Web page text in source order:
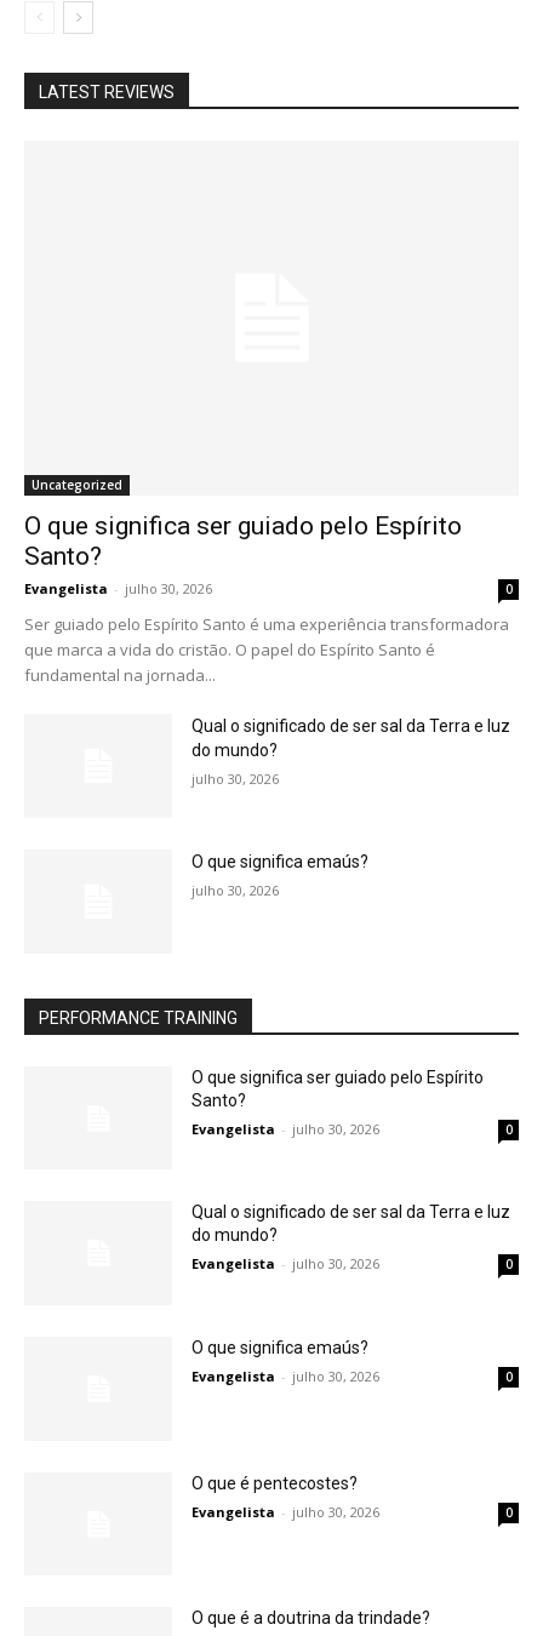
LATEST REVIEWS
Uncategorized
O que significa ser guiado pelo Espírito
Santo?
Evangelista - julho 30, 2026 0
Ser guiado pelo Espírito Santo é uma experiência transformadora
que marca a vida do cristão. O papel do Espírito Santo é
fundamental na jornada...
Qual o significado de ser sal da Terra e luz
do mundo?
julho 30, 2026
O que significa emaús?
julho 30, 2026
PERFORMANCE TRAINING
O que significa ser guiado pelo Espírito
Santo?
Evangelista - julho 30, 2026 0
Qual o significado de ser sal da Terra e luz
do mundo?
Evangelista - julho 30, 2026 0
O que significa emaús?
Evangelista - julho 30, 2026 0
O que é pentecostes?
Evangelista - julho 30, 2026 0
O que é a doutrina da trindade?